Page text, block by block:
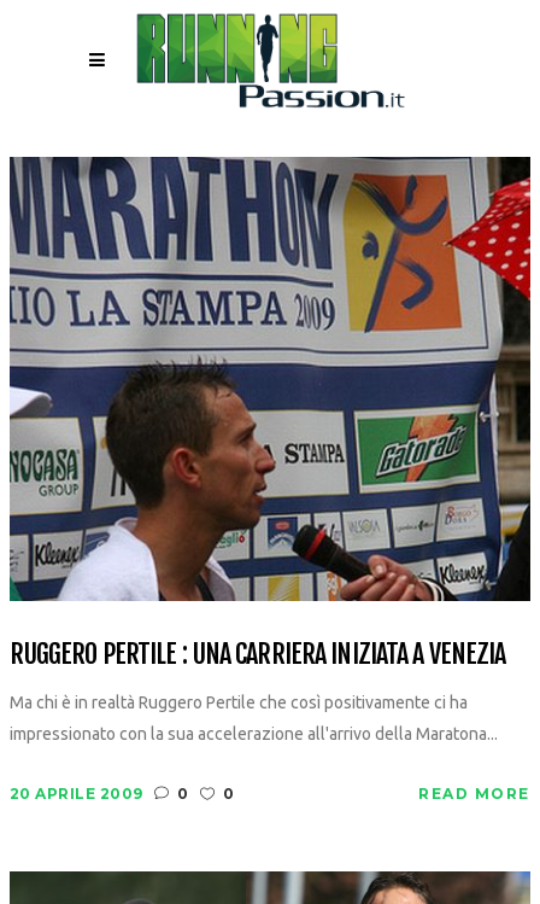
RUGGERO PERTILE : UNA CARRIERA INIZIATA A VENEZIA
Ma chi è in realtà Ruggero Pertile che così positivamente ci ha
impressionato con la sua accelerazione all'arrivo della Maratona...
20 APRILE 2009 0 0 READ MORE